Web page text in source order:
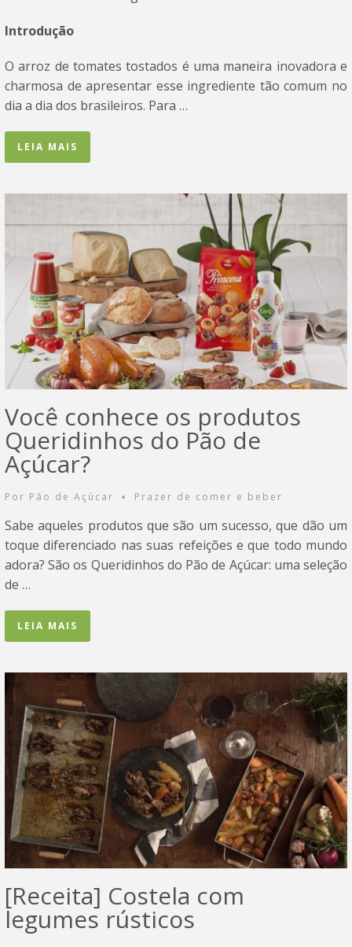
Introdução
O arroz de tomates tostados é uma maneira inovadora e
charmosa de apresentar esse ingrediente tão comum no
dia a dia dos brasileiros. Para …
LEIA MAIS
Você conhece os produtos
Queridinhos do Pão de
Açúcar?
Por Pão de Açúcar • Prazer de comer e beber
Sabe aqueles produtos que são um sucesso, que dão um
toque diferenciado nas suas refeições e que todo mundo
adora? São os Queridinhos do Pão de Açúcar: uma seleção
de …
LEIA MAIS
[Receita] Costela com
legumes rústicos